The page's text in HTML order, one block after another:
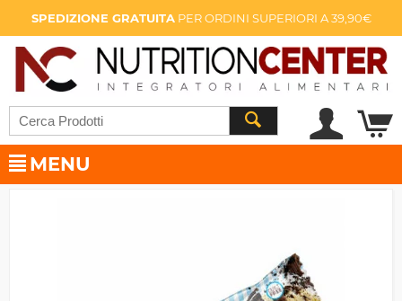
SPEDIZIONE GRATUITAPER ORDINI SUPERIORI A 39,90€
MENU